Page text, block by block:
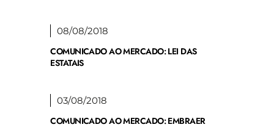
08/08/2018
COMUNICADO AO MERCADO: LEI DAS
ESTATAIS
03/08/2018
COMUNICADO AO MERCADO: EMBRAER